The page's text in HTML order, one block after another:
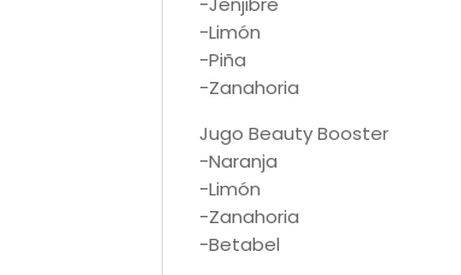
-Limón
-Piña
-Zanahoria
Jugo Beauty Booster
-Naranja
-Limón
-Zanahoria
-Betabel